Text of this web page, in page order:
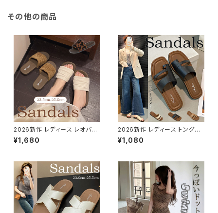
その他の商品
2026新作 レディース レオパー
ドサンダル 歩きやすい 幅広 フラ
ット 夏サンダル ぺたんこ 楽ちん
¥1,680
2026新作 レディース トングサ
ンダル フラットサンダル ローヒ
ールサンダル 履きやすい
¥1,080